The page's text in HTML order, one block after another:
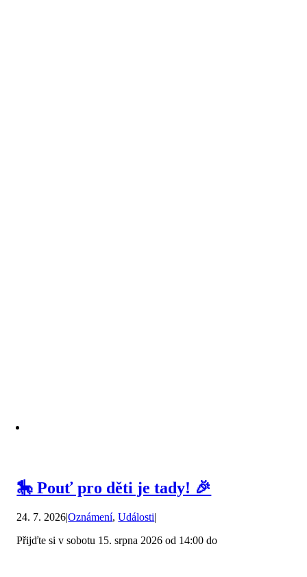
🎠 Pouť pro děti je tady! 🎉
24. 7. 2026|Oznámení,Události|
Přijďte si v sobotu 15. srpna 2026 od 14:00 do